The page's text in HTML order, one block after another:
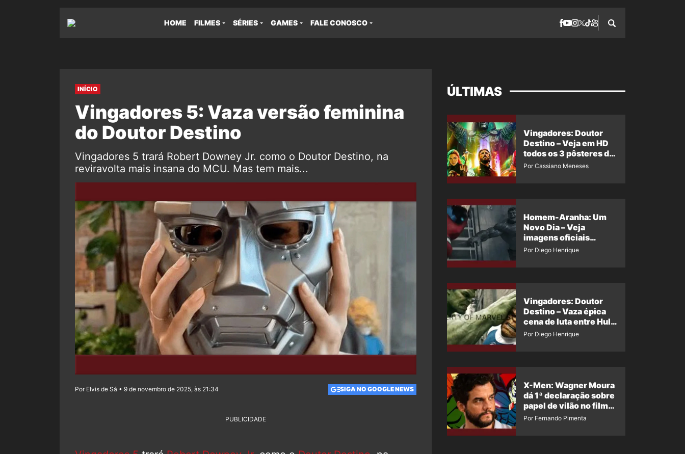
HOME FILMES SÉRIES GAMES FALE CONOSCO
INÍCIO
Vingadores 5: Vaza versão feminina
do Doutor Destino
Vingadores 5 trará Robert Downey Jr. como o Doutor Destino, na
reviravolta mais insana do MCU. Mas tem mais...
Por Elvis de Sá • 9 de novembro de 2025, às 21:34 SIGA NO GOOGLE NEWS
PUBLICIDADE
ÚLTIMAS
Vingadores: Doutor
Destino – Veja em HD
todos os 3 pôsteres de
‘Doomsday’ + 1 imagem
Por Cassiano Meneses
Homem-Aranha: Um
Novo Dia – Veja
imagens oficiais
descartadas do Hulk
Por Diego Henrique
Vingadores: Doutor
Destino – Vaza épica
cena de luta entre Hulk
e o Coisa
Por Diego Henrique
X-Men: Wagner Moura
dá 1ª declaração sobre
papel de vilão no filme
da Marvel
Por Fernando Pimenta